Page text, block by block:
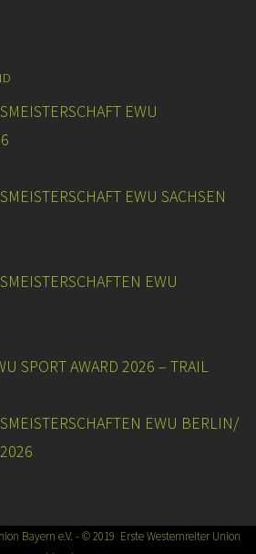
EWU
EWU SACHSEN
EWU
SPORT AWARD 2026 – TRAIL
EWU BERLIN/
Bayern e.V. - © 2019 Erste Westernreiter Union